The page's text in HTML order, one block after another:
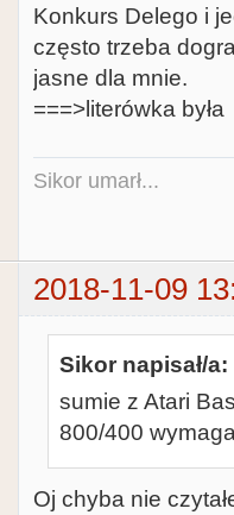
Konkurs Delego i
często trzeba
jasne dla mnie.
===>literówka była
Sikor umarł...
2018-11-09
Sikor napisał/a:
sumie z Atari
800/400
Oj chyba nie